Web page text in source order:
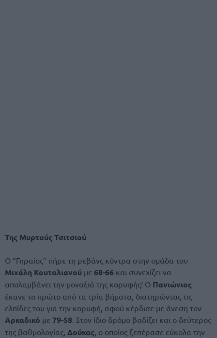
Της Μυρτούς Τσιτσιού
Ο “Γηραίος” πήρε τη ρεβάνς κόντρα στην ομάδα του
Μιχάλη Κουταλιανού με 68-66 και συνεχίζει να
απολαμβάνει την μοναξιά της κορυφής! Ο Πανιώνιος
έκανε το πρώτο από τα τρία βήματα, διατηρώντας τις
ελπίδες του για την κορυφή, αφού κέρδισε με άνεση τον
Αρκαδικό με 79-58 . Στον ίδιο δρόμο βαδίζει και ο δεύτερος
της βαθμολογίας, Δούκας , ο οποίος ξεπέρασε εύκολα την